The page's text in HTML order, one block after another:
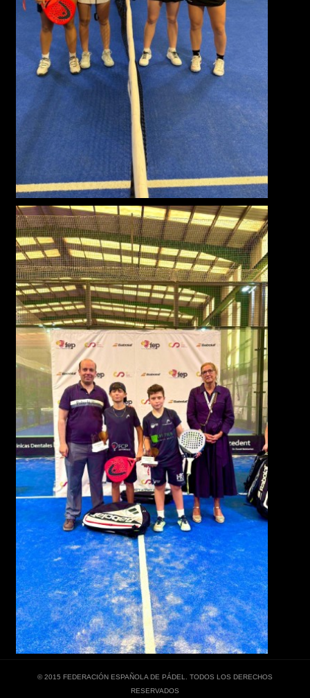
© 2015 FEDERACIÓN ESPAÑOLA DE PÁDEL. TODOS LOS DERECHOS
RESERVADOS